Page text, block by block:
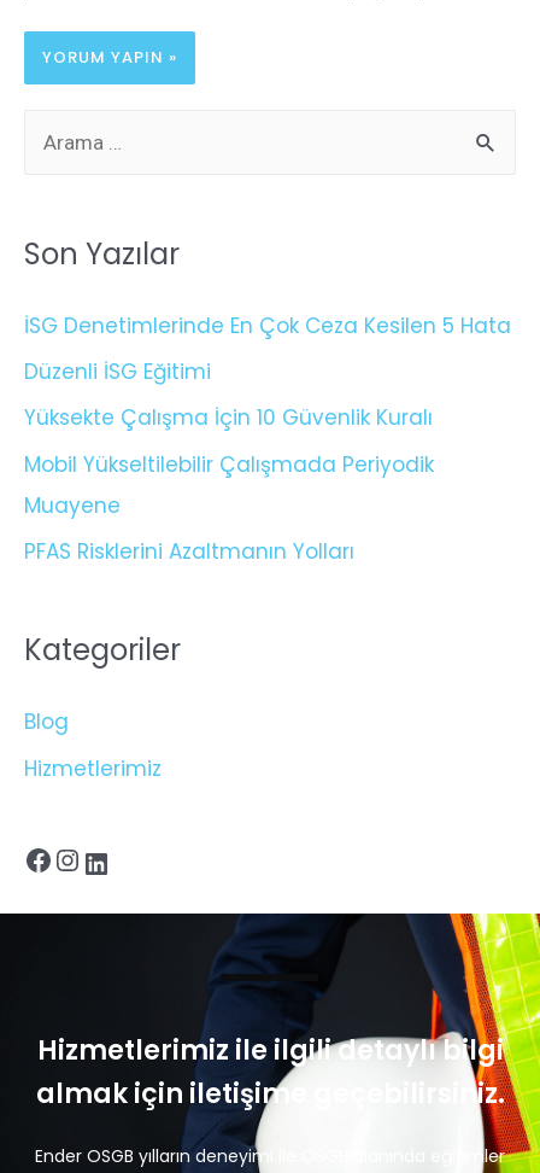
Son Yazılar
İSG Denetimlerinde En Çok Ceza Kesilen 5 Hata
Düzenli İSG Eğitimi
Yüksekte Çalışma İçin 10 Güvenlik Kuralı
Mobil Yükseltilebilir Çalışmada Periyodik
Muayene
PFAS Risklerini Azaltmanın Yolları
Kategoriler
Blog
Hizmetlerimiz
Hizmetlerimiz ile ilgili detaylı bilgi
almak için iletişime geçebilirsiniz.
Ender OSGB yılların deneyimi ile OSGB alanında eğitimler